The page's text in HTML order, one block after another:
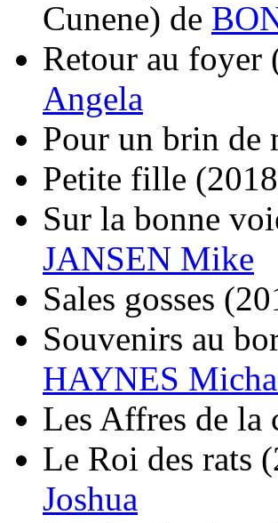
Cunene) de
Retour au foyer
Angela
Pour un brin de
Petite fille
Sur la bonne
JANSEN Mike
Sales gosses
Souvenirs au
HAYNES
Les Affres de la
Le Roi des rats
Joshua